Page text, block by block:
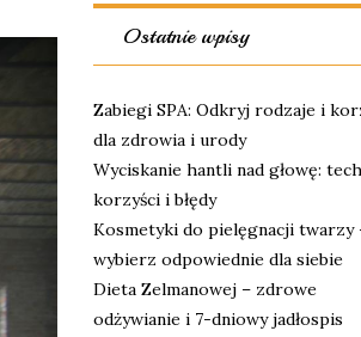
Ostatnie wpisy
Zabiegi SPA: Odkryj rodzaje i
dla zdrowia i urody
Wyciskanie hantli nad głowę:
korzyści i błędy
Kosmetyki do pielęgnacji twarzy
wybierz odpowiednie dla siebie
Dieta Zelmanowej – zdrowe
odżywianie i 7-dniowy jadłospis